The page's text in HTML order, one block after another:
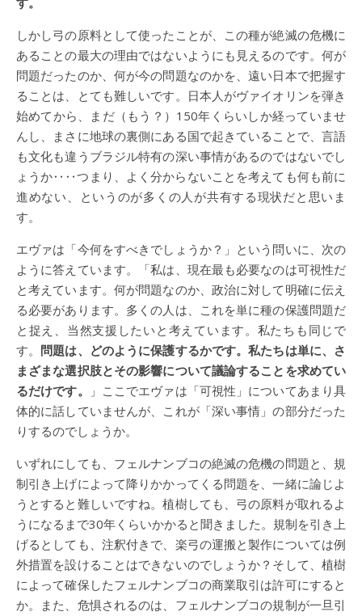
しかし弓の原料として使ったことが、この種が絶滅の危機に
あることの最大の理由ではないようにも見えるのです。何が
問題だったのか、何が今の問題なのかを、遠い日本で把握す
ることは、とても難しいです。日本人がヴァイオリンを弾き
始めてから、まだ（もう？）150年くらいしか経っていませ
んし、まさに地球の裏側にある国で起きていることで、言語
も文化も違うブラジル特有の深い事情があるのではないでし
ょうか‥‥つまり、よく分からないことを考えても何も前に
進めない、というのが多くの人が共有する現状だと思いま
す。
エヴァは「今何をすべきでしょうか？」という問いに、次の
ように答えています。「私は、現在最も必要なのは可視性だ
と考えています。何が問題なのか、政治に対して明確に伝え
る必要があります。多くの人は、これを単に種の保護問題だ
と捉え、当然支援したいと考えています。私たちも同じで
す。 問題は、どのように保護するかです。私たちは単に、さ
まざまな選択肢とその影響について議論することを求めてい
るだけです。
」ここでエヴァは「可視性」についてあまり具
体的に話していませんが、これが「深い事情」の部分だった
りするのでしょうか。
いずれにしても、フェルナンブコの絶滅の危機の問題と、規
制引き上げによって降りかかってくる問題を、一緒に論じよ
うとすると難しいですね。植樹しても、弓の原料が取れるよ
うになるまで30年くらいかかると聞きました。規制を引き上
げるとしても、注釈付きで、楽弓の運搬と製作については例
外措置を設けることはできないのでしょうか？そして、植樹
によって確保したフェルナンブコの商業取引は許可にすると
か。また、危惧されるのは、フェルナンブコの規制が一旦引